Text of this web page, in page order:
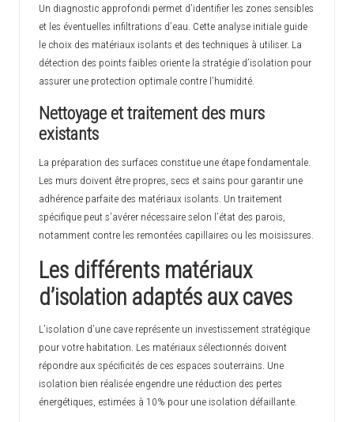
Un diagnostic approfondi permet d’identifier les zones sensibles
et les éventuelles infiltrations d’eau. Cette analyse initiale guide
le choix des matériaux isolants et des techniques à utiliser. La
détection des points faibles oriente la stratégie d’isolation pour
assurer une protection optimale contre l’humidité.
Nettoyage et traitement des murs
existants
La préparation des surfaces constitue une étape fondamentale.
Les murs doivent être propres, secs et sains pour garantir une
adhérence parfaite des matériaux isolants. Un traitement
spécifique peut s’avérer nécessaire selon l’état des parois,
notamment contre les remontées capillaires ou les moisissures.
Les différents matériaux
d’isolation adaptés aux caves
L’isolation d’une cave représente un investissement stratégique
pour votre habitation. Les matériaux sélectionnés doivent
répondre aux spécificités de ces espaces souterrains. Une
isolation bien réalisée engendre une réduction des pertes
énergétiques, estimées à 10% pour une isolation défaillante.